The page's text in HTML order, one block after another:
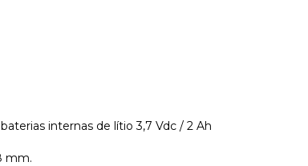
internas de lítio 3,7 Vdc / 2 Ah
mm.